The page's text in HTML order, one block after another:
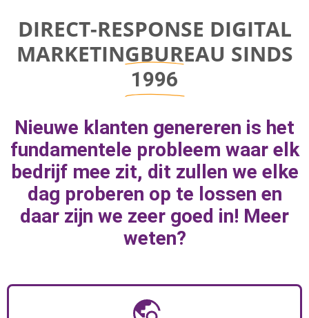
Direct-response
Digital
Marketing Bureau
marketingknoppen te draaien om naar
geweldige resultaten toe te werken.
MEER INFORMATIE
DIRECT-RESPONSE DIGITAL
MARKETINGBUREAU SINDS
1996
Nieuwe klanten genereren is het
fundamentele probleem waar elk
bedrijf mee zit, dit zullen we elke
dag proberen op te lossen en
daar zijn we zeer goed in! Meer
weten?